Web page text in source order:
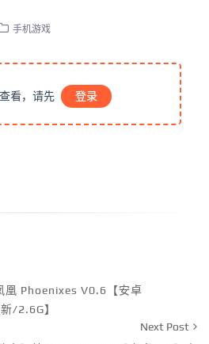
手机游戏
看，请先 登录
凰 Phoenixes V0.6【安卓
/2.6G】
Next Post